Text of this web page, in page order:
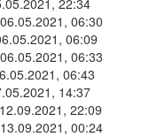
22:34
06:30
06:09
06:33
06:43
14:37
22:09
00:24